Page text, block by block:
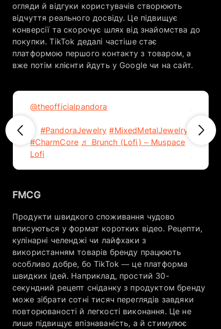
огляди й відгуки користувачів створюють
відчуття реального досвіду. Це підвищує
конверсії та скорочує шлях від знайомства до
покупки. TikTok дедалі частіше стає
платформою першого контакту з товаром, а
вже потім клієнти йдуть у Google чи на сайт.
@theofficialpandora
#PandoraJewelry #MixedMetalJewelry
#CharmCore ♬ Brunch (Lofi) – Muspace
Lofi
you
🩶
FMCG
Продукти швидкого споживання чудово
вписуються у формат коротких відео. Рецепти,
кулінарні челенджі чи лайфхаки з
використанням товарів бренду працюють
особливо добре, бо TikTok — це платформа
швидких ідей. Наприклад, простий 30-
секундний рецепт сніданку з продуктом бренду
може зібрати сотні тисяч переглядів завдяки
повторюваності й легкості виконання. Це не
лише підвищує впізнаваність, а й стимулює